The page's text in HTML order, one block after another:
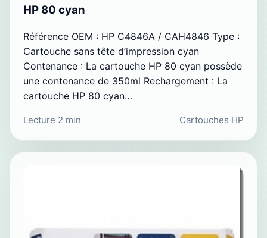
HP 80 cyan
Référence OEM : HP C4846A / CAH4846 Type :
Cartouche sans tête d’impression cyan
Contenance : La cartouche HP 80 cyan possède
une contenance de 350ml Rechargement : La
cartouche HP 80 cyan…
Lecture 2 min Cartouches HP